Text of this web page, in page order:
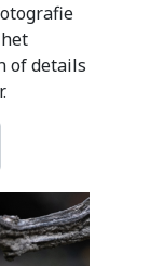
of details